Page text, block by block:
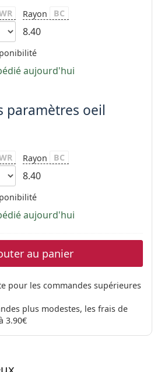
Rayon BC
8.40
aujourd'hui
paramètres oeil
Rayon BC
8.40
aujourd'hui
au panier
pour les commandes supérieures
plus modestes, les frais de
3.90€